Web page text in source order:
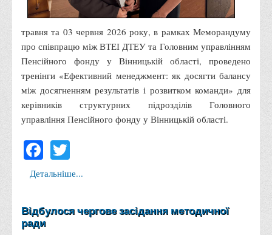
Smart Electronic Learning
Репозиторій
Структура
Адміністрація
Факультети
Обліково-фінансовий
Економіки, менеджменту та права
Кафедри
Товарознавства, експертизи та торговельного
підприємництва
травня та 03 червня 2026 року, в рамках Меморандуму
про співпрацю між ВТЕІ ДТЕУ та Головним управлінням
Пенсійного фонду у Вінницькій області, проведено
тренінги «Ефективний менеджмент: як досягти балансу
між досягненням результатів і розвитком команди» для
керівників структурних підрозділів Головного
управління Пенсійного фонду у Вінницькій області.
Facebook
Детальніше...
Відбулося чергове засідання методичної
ради